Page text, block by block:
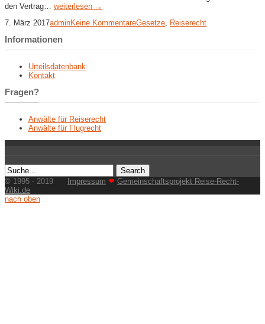
den Vertrag… weiterlesen →
7. März 2017adminKeine KommentareGesetze, Reiserecht
Informationen
Urteilsdatenbank
Kontakt
Fragen?
Anwälte für Reiserecht
Anwälte für Flugrecht
© 1995 - 2019 Impressum ❤ Gemeinschaftsprojekt Reise-Recht-
Wiki.de
nach oben